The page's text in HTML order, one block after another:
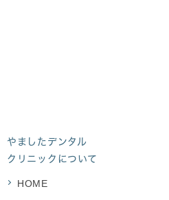
やましたデンタル
クリニックについて
HOME